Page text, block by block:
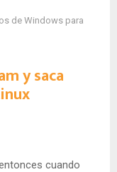
de Windows para
y saca
cuando